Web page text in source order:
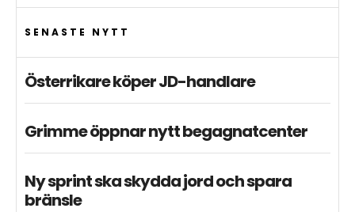
SENASTE NYTT
Österrikare köper JD-handlare
Grimme öppnar nytt begagnatcenter
Ny sprint ska skydda jord och spara
bränsle